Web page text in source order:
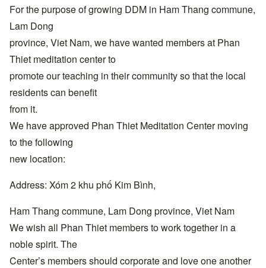
For the purpose of growing DDM in Ham Thang commune,
Lam Dong
province, Viet Nam, we have wanted members at Phan
Thiet meditation center to
promote our teaching in their community so that the local
residents can benefit
from it.
We have approved Phan Thiet Meditation Center moving
to the following
new location:
Address: Xóm 2 khu phố Kim Bình,
Ham Thang commune, Lam Dong province, Viet Nam
We wish all Phan Thiet members to work together in a
noble spirit. The
Center’s members should corporate and love one another